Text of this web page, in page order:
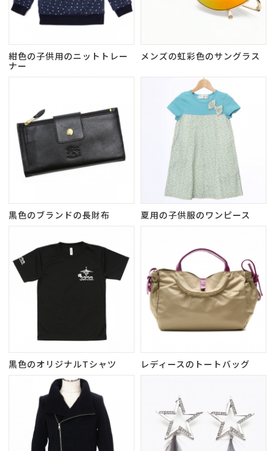
紺色の子供用のニットトレー
ナー
メンズの虹彩色のサングラス
黒色のブランドの長財布 夏用の子供服のワンピース
黒色のオリジナルTシャツ レディースのトートバッグ